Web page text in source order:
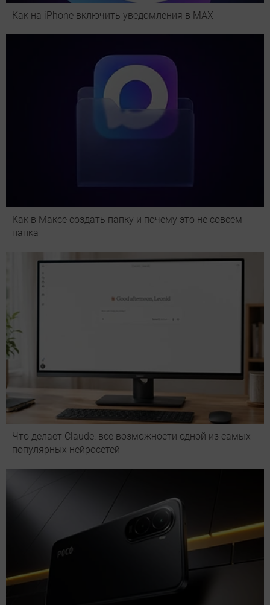
Как на iPhone включить уведомления в MAX
Как в Максе создать папку и почему это не совсем
папка
Что делает Сlaude: все возможности одной из самых
популярных нейросетей